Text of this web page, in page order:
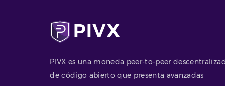
PIVX es una moneda peer-to-peer
de código abierto que presenta avanzadas